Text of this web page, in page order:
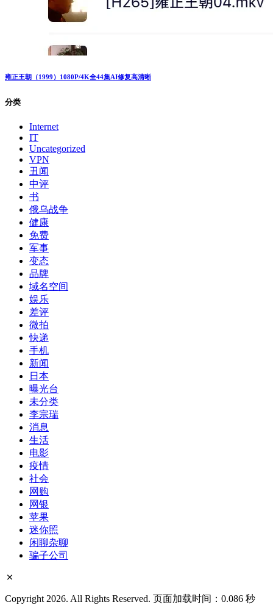
雍正王朝（1999）1080P/4K全44集AI修复高清晰
分类
Internet
IT
Uncategorized
VPN
丑闻
中评
书
俄乌战争
健康
免费
军事
变态
品牌
域名空间
娱乐
差评
微拍
快递
手机
新闻
日本
曝光台
未分类
李宗瑞
消息
生活
电影
疫情
社会
网购
网银
苹果
迷你照
闲聊杂聊
骗子公司
Copyright 2026. All Rights Reserved. 页面加载时间：0.086 秒